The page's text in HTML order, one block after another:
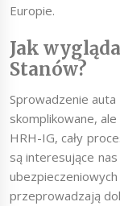
Europie.
Jak
Stanów?
Sprowadzenie
skomplikowane,
HRH-IG, cały
są interesujące nas
przeprowadzają